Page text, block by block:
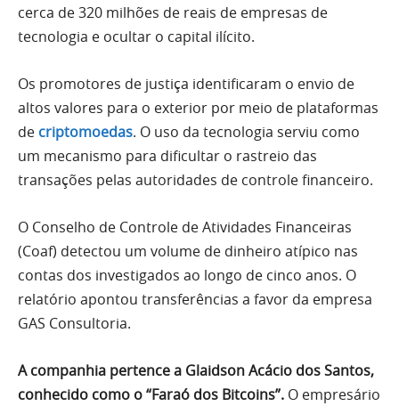
cerca de 320 milhões de reais de empresas de
tecnologia e ocultar o capital ilícito.
Os promotores de justiça identificaram o envio de
altos valores para o exterior por meio de plataformas
de criptomoedas. O uso da tecnologia serviu como
um mecanismo para dificultar o rastreio das
transações pelas autoridades de controle financeiro.
O Conselho de Controle de Atividades Financeiras
(Coaf) detectou um volume de dinheiro atípico nas
contas dos investigados ao longo de cinco anos. O
relatório apontou transferências a favor da empresa
GAS Consultoria.
A companhia pertence a Glaidson Acácio dos Santos,
conhecido como o “Faraó dos Bitcoins”. O empresário